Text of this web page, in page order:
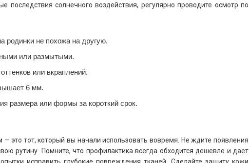
последствия солнечного воздействия, регулярно проводите осмотр по
родинки не похожа на другую.
или размытыми.
или вкраплений.
6 мм.
размера или формы за короткий срок.
это тот, который вы начали использовать вовремя. Не ждите появления
рутину. Помните, что профилактика всегда обходится дешевле и дает
исправить глубокие повреждения тканей. Сделайте защиту кожи